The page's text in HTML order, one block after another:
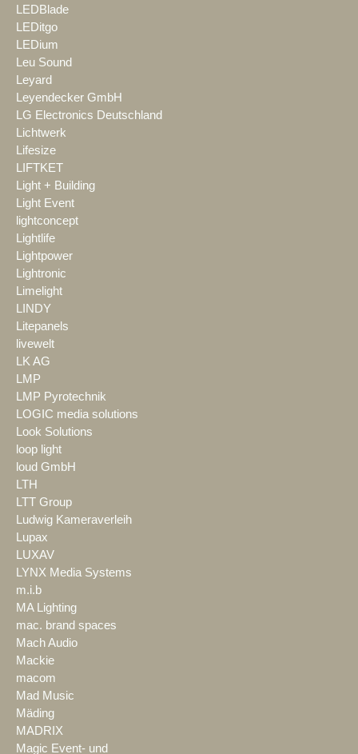
LEDBlade
LEDitgo
LEDium
Leu Sound
Leyard
Leyendecker GmbH
LG Electronics Deutschland
Lichtwerk
Lifesize
LIFTKET
Light + Building
Light Event
lightconcept
Lightlife
Lightpower
Lightronic
Limelight
LINDY
Litepanels
livewelt
LK AG
LMP
LMP Pyrotechnik
LOGIC media solutions
Look Solutions
loop light
loud GmbH
LTH
LTT Group
Ludwig Kameraverleih
Lupax
LUXAV
LYNX Media Systems
m.i.b
MA Lighting
mac. brand spaces
Mach Audio
Mackie
macom
Mad Music
Mäding
MADRIX
Magic Event- und